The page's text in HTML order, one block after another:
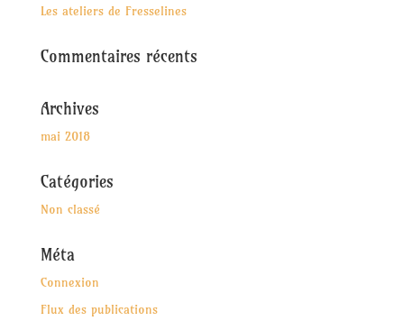
Les ateliers de Fresselines
Commentaires récents
Archives
mai 2018
Catégories
Non classé
Méta
Connexion
Flux des publications